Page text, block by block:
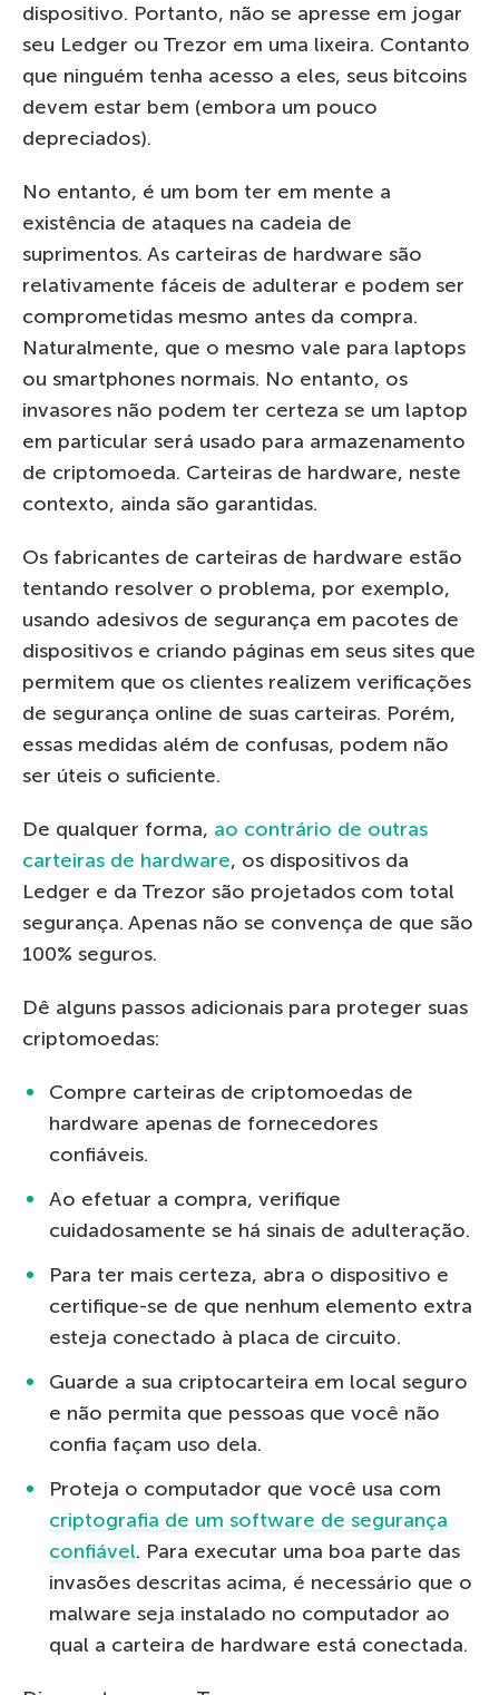
dispositivo. Portanto, não se apresse em jogar
seu Ledger ou Trezor em uma lixeira. Contanto
que ninguém tenha acesso a eles, seus bitcoins
devem estar bem (embora um pouco
depreciados).
No entanto, é um bom ter em mente a
existência de ataques na cadeia de
suprimentos. As carteiras de hardware são
relativamente fáceis de adulterar e podem ser
comprometidas mesmo antes da compra.
Naturalmente, que o mesmo vale para laptops
ou smartphones normais. No entanto, os
invasores não podem ter certeza se um laptop
em particular será usado para armazenamento
de criptomoeda. Carteiras de hardware, neste
contexto, ainda são garantidas.
Os fabricantes de carteiras de hardware estão
tentando resolver o problema, por exemplo,
usando adesivos de segurança em pacotes de
dispositivos e criando páginas em seus sites que
permitem que os clientes realizem verificações
de segurança online de suas carteiras. Porém,
essas medidas além de confusas, podem não
ser úteis o suficiente.
De qualquer forma, ao contrário de outras
carteiras de hardware, os dispositivos da
Ledger e da Trezor são projetados com total
segurança. Apenas não se convença de que são
100% seguros.
Dê alguns passos adicionais para proteger suas
criptomoedas:
Compre carteiras de criptomoedas de
hardware apenas de fornecedores
confiáveis.
Ao efetuar a compra, verifique
cuidadosamente se há sinais de adulteração.
Para ter mais certeza, abra o dispositivo e
certifique-se de que nenhum elemento extra
esteja conectado à placa de circuito.
Guarde a sua criptocarteira em local seguro
e não permita que pessoas que você não
confia façam uso dela.
Proteja o computador que você usa com
criptografia de um software de segurança
confiável. Para executar uma boa parte das
invasões descritas acima, é necessário que o
malware seja instalado no computador ao
qual a carteira de hardware está conectada.